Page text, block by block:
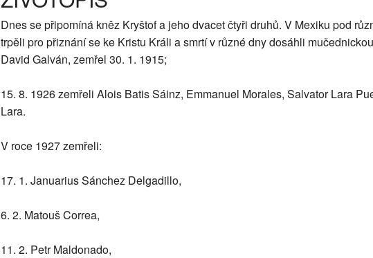
Dnes se připomíná kněz Kryštof a jeho dvacet čtyři druhů. V Mexiku pod
trpěli pro přiznání se ke Kristu Králi a smrtí v různé dny dosáhli
David Galván, zemřel 30. 1. 1915;
15. 8. 1926 zemřeli Alois Batis Sáinz, Emmanuel Morales, Salvator Lara
Lara.
V roce 1927 zemřeli:
17. 1. Januarius Sánchez Delgadillo,
6. 2. Matouš Correa,
11. 2. Petr Maldonado,